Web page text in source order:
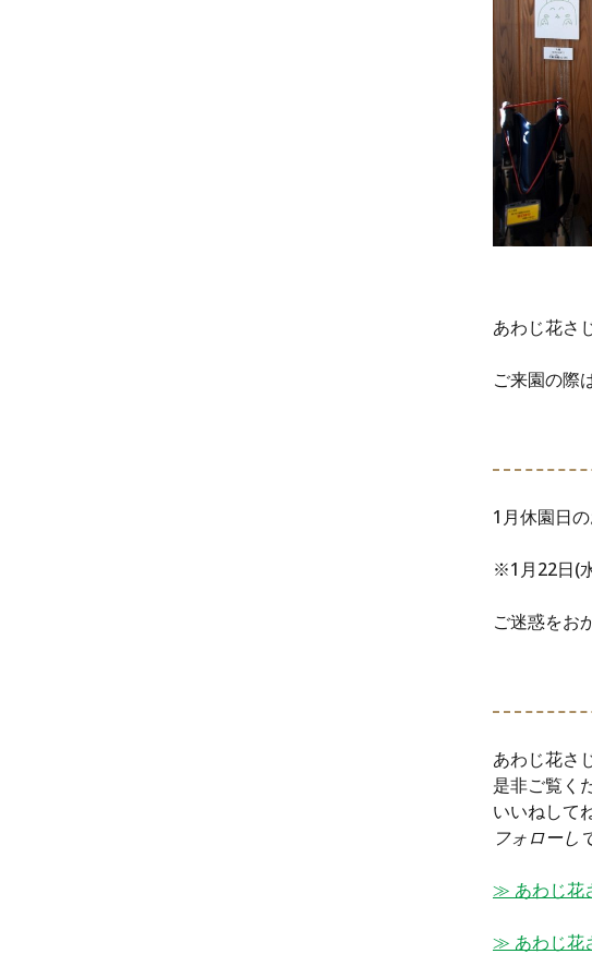
あわじ花さ
ご来園の際
1月休園日
※1月22日(
ご迷惑をお
あわじ花さ
是非ご覧く
いいねして
フォローし
≫ あわじ花
≫ あわじ花